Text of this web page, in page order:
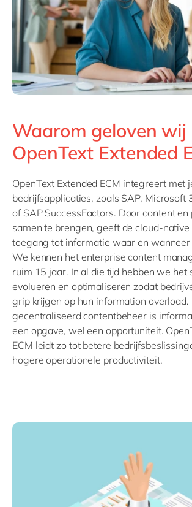
Waarom geloven wij
OpenText Extended
OpenText Extended ECM integreert met
bedrijfsapplicaties, zoals SAP, Microsoft
of SAP SuccessFactors. Door content en
samen te brengen, geeft de cloud-
toegang tot informatie waar en wanneer
We kennen het enterprise content
ruim 15 jaar. In al die tijd hebben we het
evolueren en optimaliseren zodat
grip krijgen op hun information overload.
gecentraliseerd contentbeheer is
een opgave, wel een opportuniteit.
ECM leidt zo tot betere
hogere operationele productiviteit.